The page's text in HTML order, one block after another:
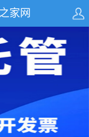
家网